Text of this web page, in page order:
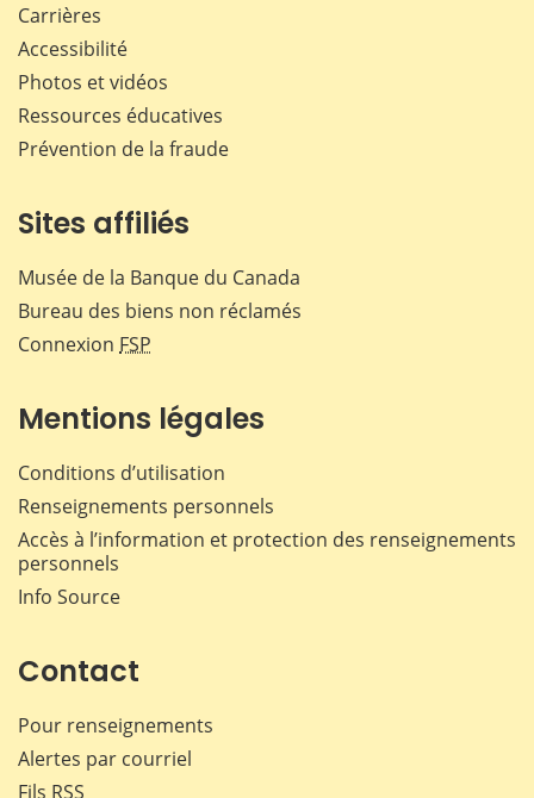
Carrières
Accessibilité
Photos et vidéos
Ressources éducatives
Prévention de la fraude
Sites affiliés
Musée de la Banque du Canada
Bureau des biens non réclamés
Connexion FSP
Mentions légales
Conditions d’utilisation
Renseignements personnels
Accès à l’information et protection des renseignements
personnels
Info Source
Contact
Pour renseignements
Alertes par courriel
Fils RSS